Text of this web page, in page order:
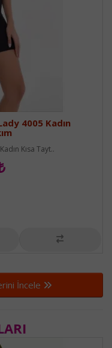
4005 Kadın
Kısa Tayt..
İncele